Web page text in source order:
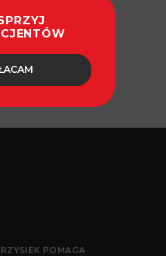
Ulatowski
POMAGA